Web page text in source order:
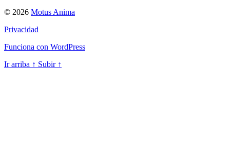
© 2026 Motus Anima
Privacidad
Funciona con WordPress
Ir arriba ↑ Subir ↑